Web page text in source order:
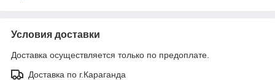
Условия доставки
Доставка осуществляется только по предоплате.
Доставка по г.Караганда